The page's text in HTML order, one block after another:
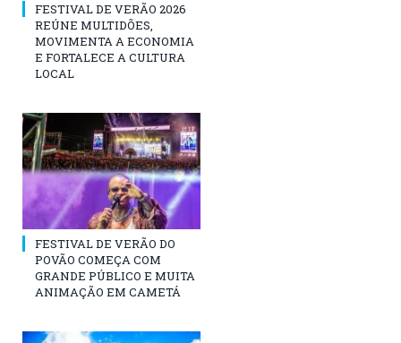
FESTIVAL DE VERÃO 2026
REÚNE MULTIDÕES,
MOVIMENTA A ECONOMIA
E FORTALECE A CULTURA
LOCAL
FESTIVAL DE VERÃO DO
POVÃO COMEÇA COM
GRANDE PÚBLICO E MUITA
ANIMAÇÃO EM CAMETÁ